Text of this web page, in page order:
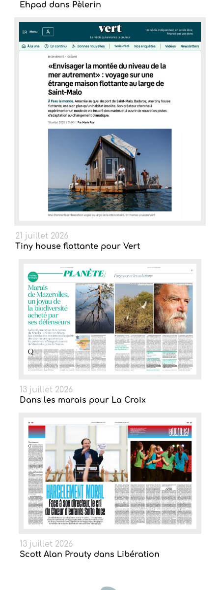
Ehpad dans Pèlerin
21 juillet 2026
Tiny house flottante pour Vert
13 juillet 2026
Dans les marais pour La Croix
13 juillet 2026
Scott Alan Prouty dans Libération